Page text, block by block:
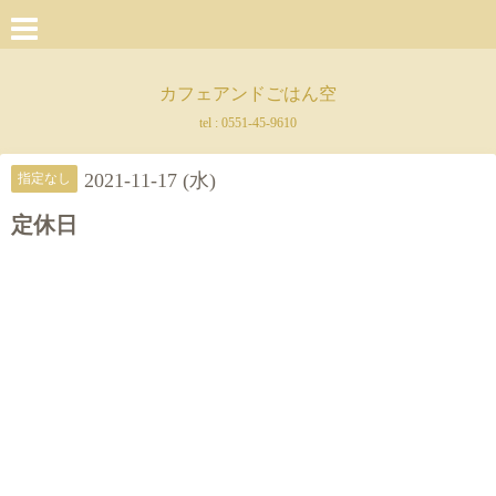
カフェアンドごはん空
tel : 0551-45-9610
指定なし 2021-11-17 (水)
定休日